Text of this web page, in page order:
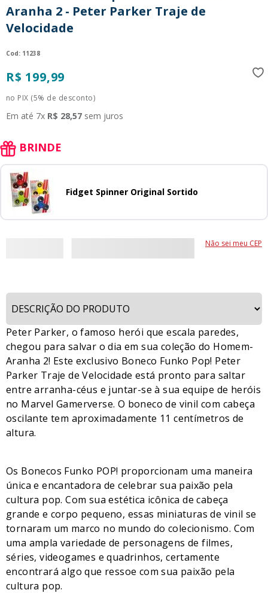
Aranha 2 - Peter Parker Traje de
Velocidade
: 11238
R$ 199,99
no PIX (5% de desconto)
Em até 7x R$ 28,57 sem juros
BRINDE
Fidget Spinner Original Sortido
Não sei meu CEP
Peter Parker, o famoso herói que escala paredes,
chegou para salvar o dia em sua coleção do Homem-
Aranha 2! Este exclusivo Boneco Funko Pop! Peter
Parker Traje de Velocidade está pronto para saltar
entre arranha-céus e juntar-se à sua equipe de heróis
no Marvel Gamerverse. O boneco de vinil com cabeça
oscilante tem aproximadamente 11 centímetros de
altura.
Os Bonecos Funko POP! proporcionam uma maneira
única e encantadora de celebrar sua paixão pela
cultura pop. Com sua estética icônica de cabeça
grande e corpo pequeno, essas miniaturas de vinil se
tornaram um marco no mundo do colecionismo. Com
uma ampla variedade de personagens de filmes,
séries, videogames e quadrinhos, certamente
encontrará algo que ressoe com sua paixão pela
cultura pop.
9º
guerreiras kpop